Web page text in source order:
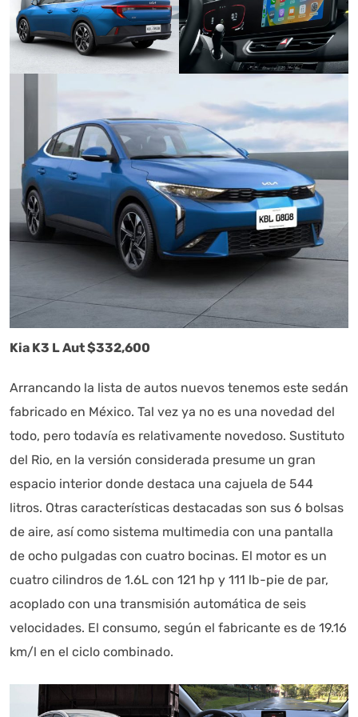
Kia K3 L Aut $332,600
Arrancando la lista de autos nuevos tenemos este sedán
fabricado en México. Tal vez ya no es una novedad del
todo, pero todavía es relativamente novedoso. Sustituto
del Rio, en la versión considerada presume un gran
espacio interior donde destaca una cajuela de 544
litros. Otras características destacadas son sus 6 bolsas
de aire, así como sistema multimedia con una pantalla
de ocho pulgadas con cuatro bocinas. El motor es un
cuatro cilindros de 1.6L con 121 hp y 111 lb-pie de par,
acoplado con una transmisión automática de seis
velocidades. El consumo, según el fabricante es de 19.16
km/l en el ciclo combinado.
Autoanalítica IA Agente Inteligente
Estoy aquí para encontrar lo que necesitas. ¿Qué estás
buscando? "Este asistente con IA (OpenAI) ofrece
información referencial que puede contener errores.
Asistente con IA en desarrollo. Autoanalítica optimiza
diariamente su exactitud."